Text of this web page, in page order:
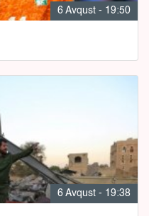
6 Avqust - 19:50
6 Avqust - 19:38